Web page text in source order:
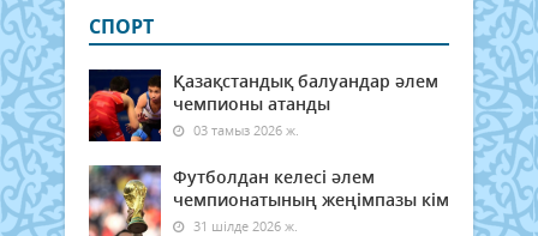
СПОРТ
Қазақстандық балуандар әлем
чемпионы атанды
03 тамыз 2026 ж.
Футболдан келесі әлем
чемпионатының жеңімпазы кім
31 шілде 2026 ж.